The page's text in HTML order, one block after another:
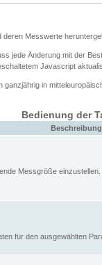
Messwerte
jede Änderung mit der
Javascript
ganzjährig in
Bedienung der
Beschreibung
Messgröße
für den ausgewählten